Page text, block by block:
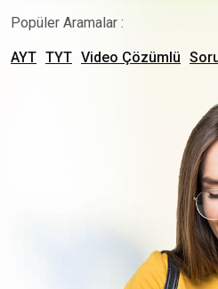
Popüler Aramalar :
AYT TYT Video Çözümlü